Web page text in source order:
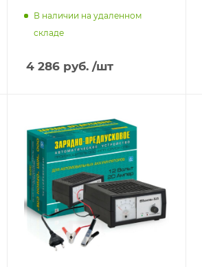
В наличии на удаленном
складе
4 286руб. /шт